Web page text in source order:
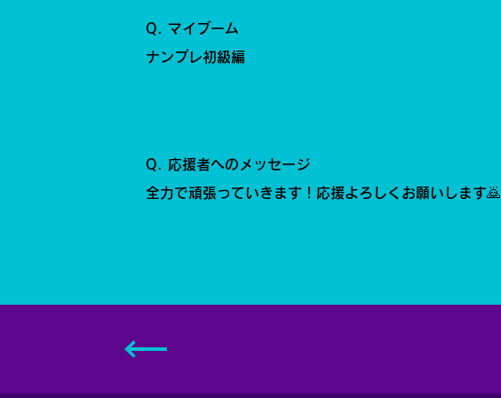
ナンプレ初級編
Q. マイブーム
Q. 応援者へのメッセージ
全力で頑張っていきます！応援よろしくお願いします🙇